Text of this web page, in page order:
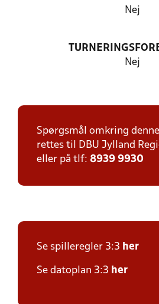
Nej
Nej
Spørgsmål omkring
rettes til DBU Jylland
eller på tlf: 8939 9930
Se spilleregler 3:3 her
Se datoplan 3:3 her